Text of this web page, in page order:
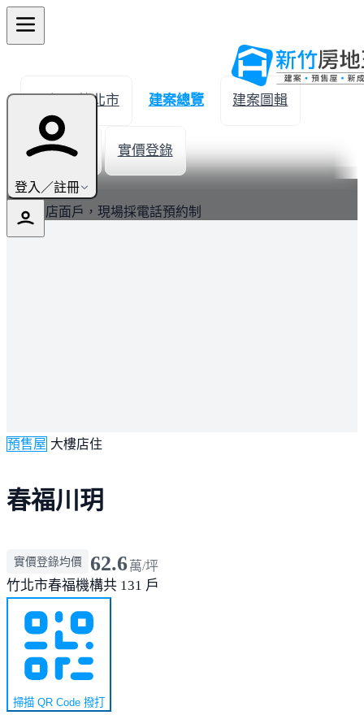
登入／註冊
← 返回竹北市 建案總覽 建案圖輯
生活機能 實價登錄
最新
可售為店面戶，現場採電話預約制
預售屋 大樓店住
春福川玥
實價登錄均價 62.6萬/坪
竹北市春福機構共 131 戶
掃描 QR Code 撥打